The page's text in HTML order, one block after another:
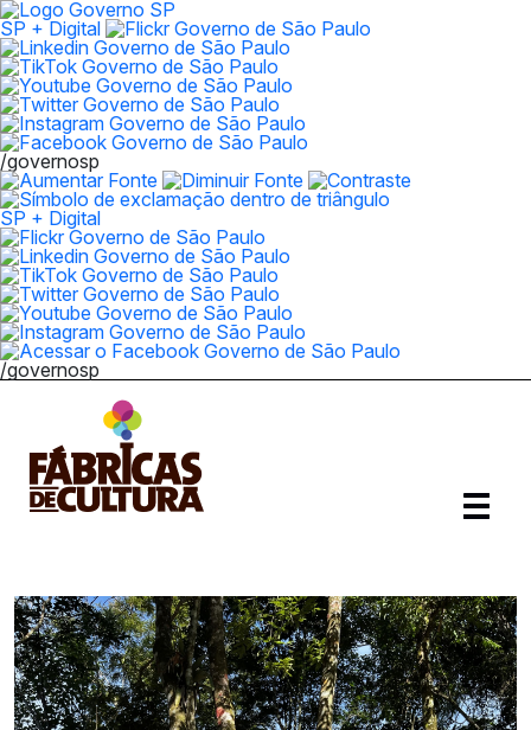
SP + Digital
/governosp
SP + Digital
/governosp